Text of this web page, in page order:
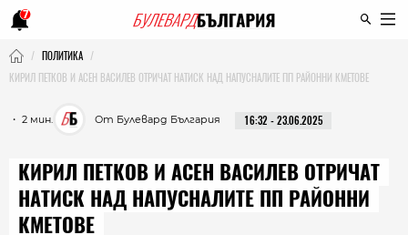
7
ПОЛИТИКА
КИРИЛ ПЕТКОВ И АСЕН ВАСИЛЕВ ОТРИЧАТ НАТИСК НАД НАПУСНАЛИТЕ ПП РАЙОННИ КМЕТОВЕ
・ 2 мин. От Булевард България 16:32 - 23.06.2025
КИРИЛ ПЕТКОВ И АСЕН ВАСИЛЕВ ОТРИЧАТ
НАТИСК НАД НАПУСНАЛИТЕ ПП РАЙОННИ
КМЕТОВЕ